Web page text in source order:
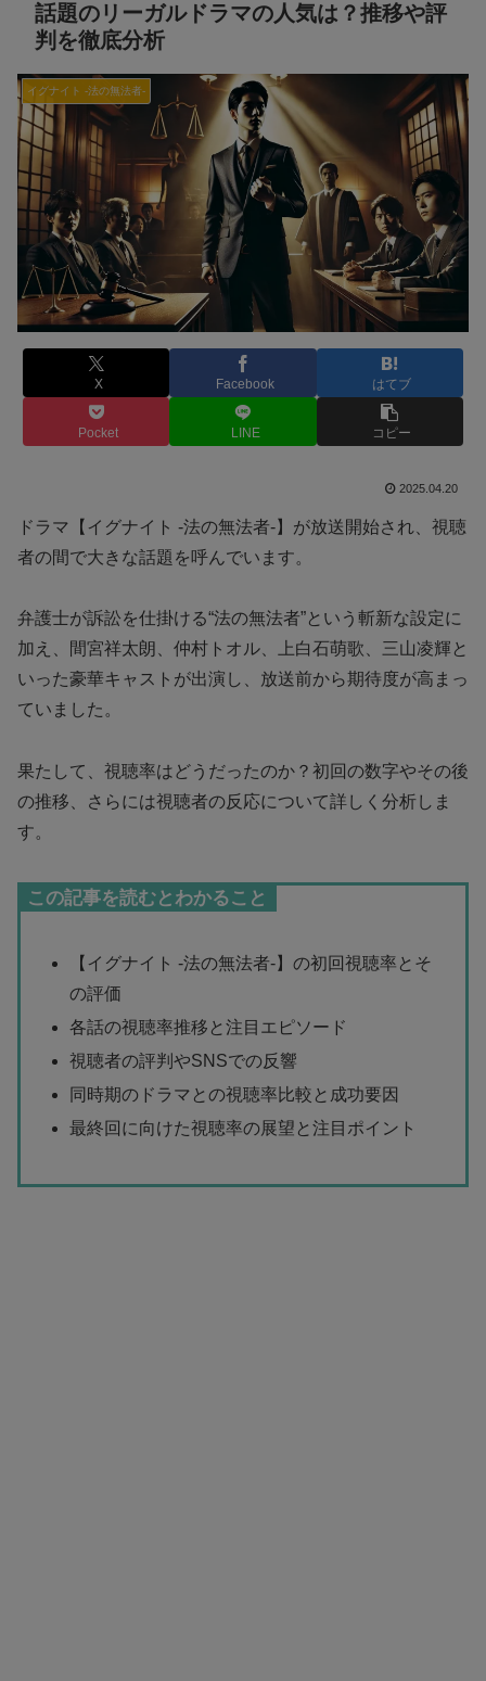
話題のリーガルドラマの人気は？推移や評
判を徹底分析
イグナイト -法の無法者-
X Facebook はてブ
Pocket LINE コピー
2025.04.20
ドラマ【イグナイト -法の無法者-】が放送開始され、視聴
者の間で大きな話題を呼んでいます。
弁護士が訴訟を仕掛ける“法の無法者”という斬新な設定に
加え、間宮祥太朗、仲村トオル、上白石萌歌、三山凌輝と
いった豪華キャストが出演し、放送前から期待度が高まっ
ていました。
果たして、視聴率はどうだったのか？初回の数字やその後
の推移、さらには視聴者の反応について詳しく分析しま
す。
この記事を読むとわかること
【イグナイト -法の無法者-】の初回視聴率とそ
の評価
各話の視聴率推移と注目エピソード
視聴者の評判やSNSでの反響
同時期のドラマとの視聴率比較と成功要因
最終回に向けた視聴率の展望と注目ポイント